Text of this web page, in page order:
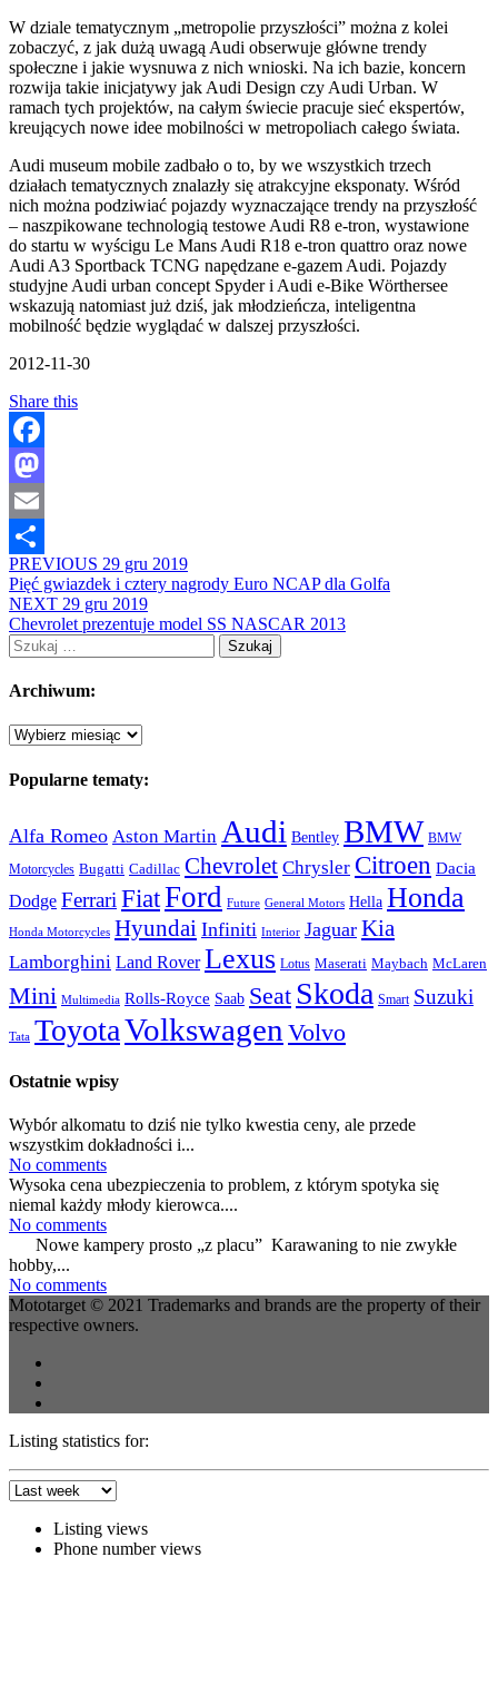
W dziale tematycznym „metropolie przyszłości” można z kolei
zobaczyć, z jak dużą uwagą Audi obserwuje główne trendy
społeczne i jakie wysnuwa z nich wnioski. Na ich bazie, koncern
rozwija takie inicjatywy jak Audi Design czy Audi Urban. W
ramach tych projektów, na całym świecie pracuje sieć ekspertów,
kreujących nowe idee mobilności w metropoliach całego świata.
Audi museum mobile zadbało o to, by we wszystkich trzech
działach tematycznych znalazły się atrakcyjne eksponaty. Wśród
nich można podziwiać pojazdy wyznaczające trendy na przyszłość
– naszpikowane technologią testowe Audi R8 e-tron, wystawione
do startu w wyścigu Le Mans Audi R18 e-tron quattro oraz nowe
Audi A3 Sportback TCNG napędzane e-gazem Audi. Pojazdy
studyjne Audi urban concept Spyder i Audi e-Bike Wörthersee
wskazują natomiast już dziś, jak młodzieńcza, inteligentna
mobilność będzie wyglądać w dalszej przyszłości.
2012-11-30
Share this
Facebook
Mastodon
Email
Share
PREVIOUS 29 gru 2019
Pięć gwiazdek i cztery nagrody Euro NCAP dla Golfa
NEXT 29 gru 2019
Chevrolet prezentuje model SS NASCAR 2013
Szukaj:
Archiwum:
Archiwum:
Popularne tematy:
Alfa Romeo Aston Martin Audi Bentley BMW BMW
Motorcycles Bugatti Cadillac Chevrolet Chrysler Citroen Dacia
Dodge Ferrari FiatFord Future General Motors Hella Honda
Honda Motorcycles Hyundai Infiniti Interior Jaguar Kia
Lamborghini Land Rover Lexus Lotus Maserati Maybach McLaren
Mini Multimedia Rolls-Royce Saab Seat Skoda Smart Suzuki
Tata ToyotaVolkswagen Volvo
Ostatnie wpisy
Wybór alkomatu to dziś nie tylko kwestia ceny, ale przede
wszystkim dokładności i...
No comments
Wysoka cena ubezpieczenia to problem, z którym spotyka się
niemal każdy młody kierowca....
No comments
Nowe kampery prosto „z placu” Karawaning to nie zwykłe
hobby,...
No comments
Mototarget © 2021 Trademarks and brands are the property of their
respective owners.
Listing statistics for:
Listing views
Phone number views